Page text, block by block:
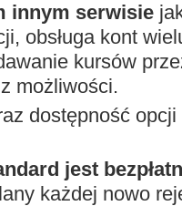
innym serwisie
obsługa kont
kursów
możliwości.
dostępność
jest
każdej nowo